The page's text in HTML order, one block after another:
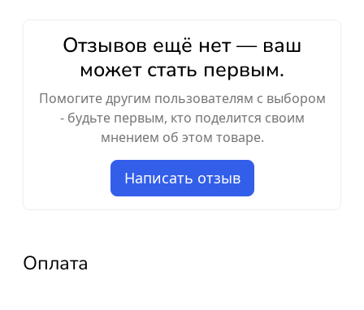
Отзывов ещё нет — ваш
может стать первым.
Помогите другим пользователям с выбором
- будьте первым, кто поделится своим
мнением об этом товаре.
Написать отзыв
Оплата